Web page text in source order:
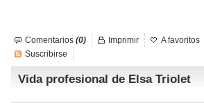
Comentarios (0) Imprimir
A favoritos
Suscribirse
Vida profesional de Elsa Triolet